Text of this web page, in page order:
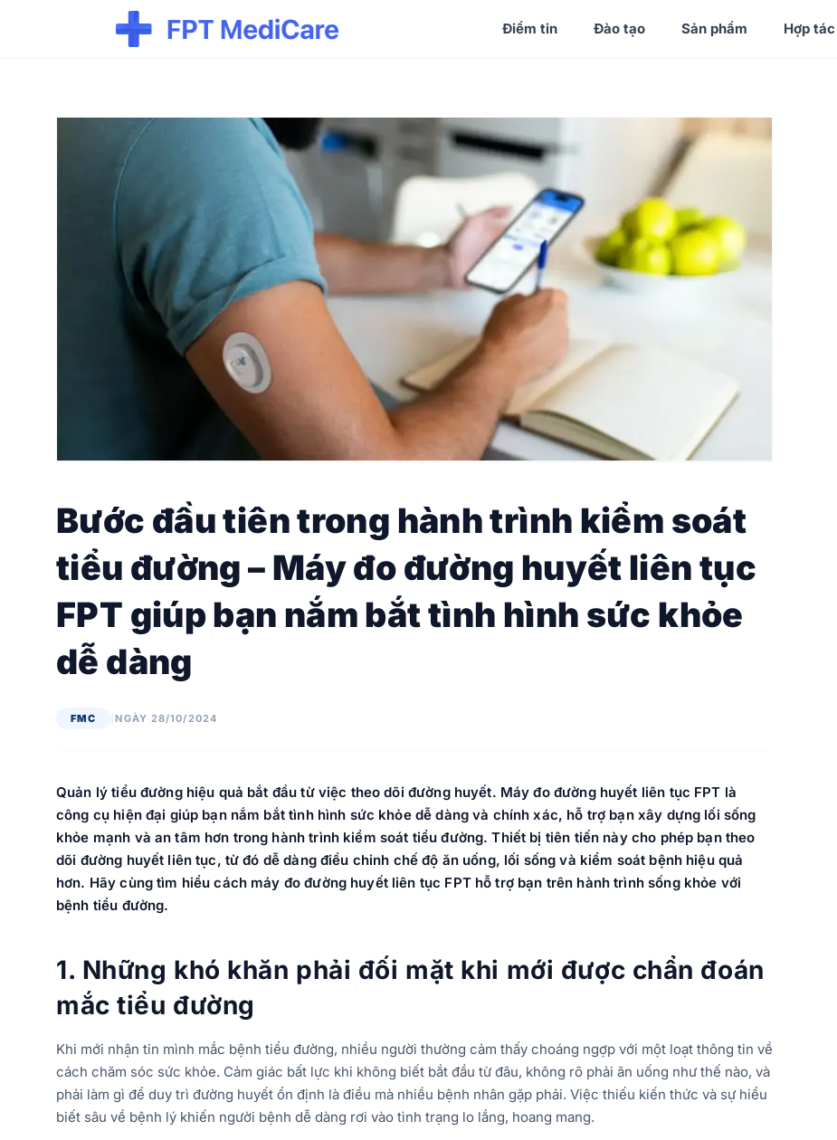
Điểm tin Đào tạo Sản phẩm Hợp tác
Bước đầu tiên trong hành trình kiểm soát
tiểu đường – Máy đo đường huyết liên tục
FPT giúp bạn nắm bắt tình hình sức khỏe
dễ dàng
FMC |NGÀY 28/10/2024
Quản lý tiểu đường hiệu quả bắt đầu từ việc theo dõi đường huyết. Máy đo đường huyết liên tục FPT là
công cụ hiện đại giúp bạn nắm bắt tình hình sức khỏe dễ dàng và chính xác, hỗ trợ bạn xây dựng lối sống
khỏe mạnh và an tâm hơn trong hành trình kiểm soát tiểu đường. Thiết bị tiên tiến này cho phép bạn theo
dõi đường huyết liên tục, từ đó dễ dàng điều chỉnh chế độ ăn uống, lối sống và kiểm soát bệnh hiệu quả
hơn. Hãy cùng tìm hiểu cách máy đo đường huyết liên tục FPT hỗ trợ bạn trên hành trình sống khỏe với
bệnh tiểu đường.
1. Những khó khăn phải đối mặt khi mới được chẩn đoán
mắc tiểu đường
Khi mới nhận tin mình mắc bệnh tiểu đường, nhiều người thường cảm thấy choáng ngợp với một loạt thông tin về
cách chăm sóc sức khỏe. Cảm giác bất lực khi không biết bắt đầu từ đâu, không rõ phải ăn uống như thế nào, và
phải làm gì để duy trì đường huyết ổn định là điều mà nhiều bệnh nhân gặp phải. Việc thiếu kiến thức và sự hiểu
biết sâu về bệnh lý khiến người bệnh dễ dàng rơi vào tình trạng lo lắng, hoang mang.